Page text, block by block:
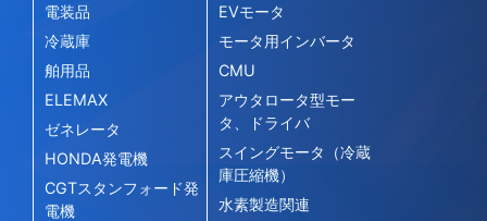
電装品
冷蔵庫
舶用品
ELEMAX
ゼネレータ
HONDA発電機
CGTスタンフォード発
電機
EVモータ
モータ用インバータ
CMU
アウタロータ型モー
タ、ドライバ
スイングモータ（冷蔵
庫圧縮機）
水素製造関連